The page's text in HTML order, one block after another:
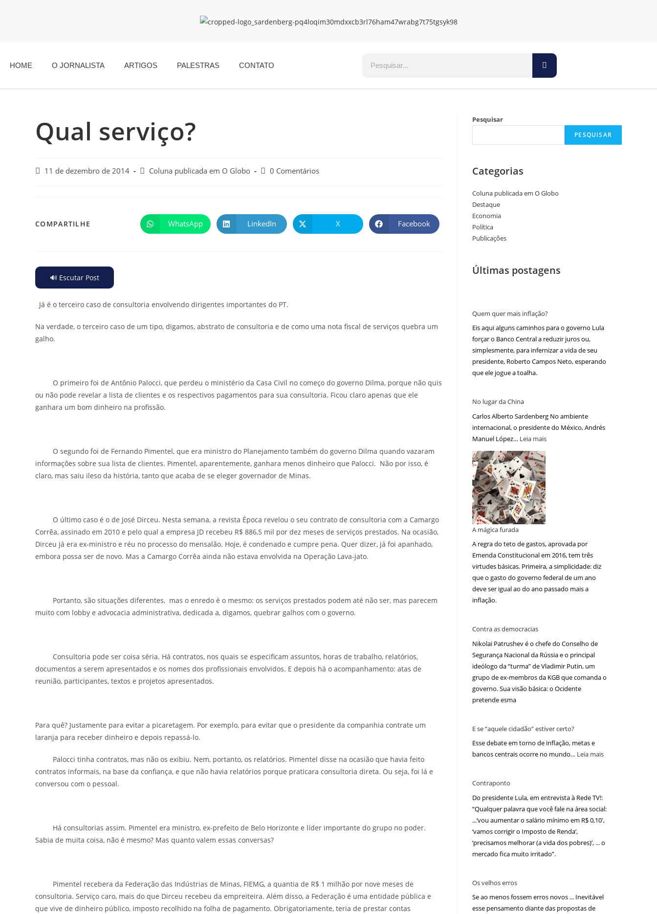
HOME O JORNALISTA ARTIGOS PALESTRAS CONTATO
Qual serviço?
11 de dezembro de 2014 Coluna publicada em O Globo 0 Comentários
COMPARTILHE WhatsApp LinkedIn X Facebook
🔊 Escutar Post
Já é o terceiro caso de consultoria envolvendo dirigentes importantes do PT.
Na verdade, o terceiro caso de um tipo, digamos, abstrato de consultoria e de como uma nota fiscal de serviços quebra um
galho.
O primeiro foi de Antônio Palocci, que perdeu o ministério da Casa Civil no começo do governo Dilma, porque não quis
ou não pode revelar a lista de clientes e os respectivos pagamentos para sua consultoria. Ficou claro apenas que ele
ganhara um bom dinheiro na profissão.
O segundo foi de Fernando Pimentel, que era ministro do Planejamento também do governo Dilma quando vazaram
informações sobre sua lista de clientes. Pimentel, aparentemente, ganhara menos dinheiro que Palocci. Não por isso, é
claro, mas saiu ileso da história, tanto que acaba de se eleger governador de Minas.
O último caso é o de José Dirceu. Nesta semana, a revista Época revelou o seu contrato de consultoria com a Camargo
Corrêa, assinado em 2010 e pelo qual a empresa JD recebeu R$ 886,5 mil por dez meses de serviços prestados. Na ocasião,
Dirceu já era ex-ministro e réu no processo do mensalão. Hoje, é condenado e cumpre pena. Quer dizer, já foi apanhado,
embora possa ser de novo. Mas a Camargo Corrêa ainda não estava envolvida na Operação Lava-jato.
Portanto, são situações diferentes, mas o enredo é o mesmo: os serviços prestados podem até não ser, mas parecem
muito com lobby e advocacia administrativa, dedicada a, digamos, quebrar galhos com o governo.
Consultoria pode ser coisa séria. Há contratos, nos quais se especificam assuntos, horas de trabalho, relatórios,
documentos a serem apresentados e os nomes dos profissionais envolvidos. E depois há o acompanhamento: atas de
reunião, participantes, textos e projetos apresentados.
Para quê? Justamente para evitar a picaretagem. Por exemplo, para evitar que o presidente da companhia contrate um
laranja para receber dinheiro e depois repassá-lo.
Palocci tinha contratos, mas não os exibiu. Nem, portanto, os relatórios. Pimentel disse na ocasião que havia feito
contratos informais, na base da confiança, e que não havia relatórios porque praticara consultoria direta. Ou seja, foi lá e
conversou com o pessoal.
Há consultorias assim. Pimentel era ministro, ex-prefeito de Belo Horizonte e líder importante do grupo no poder.
Sabia de muita coisa, não é mesmo? Mas quanto valem essas conversas?
Pimentel recebera da Federação das Indústrias de Minas, FIEMG, a quantia de R$ 1 milhão por nove meses de
consultoria. Serviço caro, mais do que Dirceu recebeu da empreiteira. Além disso, a Federação é uma entidade pública e
que vive de dinheiro público, imposto recolhido na folha de pagamento. Obrigatoriamente, teria de prestar contas
Pesquisar
PESQUISAR
Categorias
Coluna publicada em O Globo
Destaque
Economia
Política
Publicações
Últimas postagens
Quem quer mais inflação?
Eis aqui alguns caminhos para o governo Lula
forçar o Banco Central a reduzir juros ou,
simplesmente, para infernizar a vida de seu
presidente, Roberto Campos Neto, esperando
que ele jogue a toalha.
No lugar da China
Carlos Alberto Sardenberg No ambiente
internacional, o presidente do México, Andrés
Manuel López… Leia mais
A mágica furada
A regra do teto de gastos, aprovada por
Emenda Constitucional em 2016, tem três
virtudes básicas. Primeira, a simplicidade: diz
que o gasto do governo federal de um ano
deve ser igual ao do ano passado mais a
inflação.
Contra as democracias
Nikolai Patrushev é o chefe do Conselho de
Segurança Nacional da Rússia e o principal
ideólogo da “turma” de Vladimir Putin, um
grupo de ex-membros da KGB que comanda o
governo. Sua visão básica: o Ocidente
pretende esma
E se “aquele cidadão” estiver certo?
Esse debate em torno de inflação, metas e
bancos centrais ocorre no mundo… Leia mais
Contraponto
Do presidente Lula, em entrevista à Rede TV!:
“Qualquer palavra que você fale na área social:
...‘vou aumentar o salário mínimo em R$ 0,10′,
‘vamos corrigir o Imposto de Renda’,
‘precisamos melhorar (a vida dos pobres)’, ... o
mercado fica muito irritado”.
Os velhos erros
Se ao menos fossem erros novos ... Inevitável
esse pensamento diante das propostas de